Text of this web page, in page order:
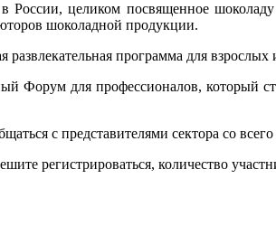
целиком посвященное
шоколадной продукции.
программа для взрослых
для профессионалов, который
с представителями сектора со
регистрироваться, количество